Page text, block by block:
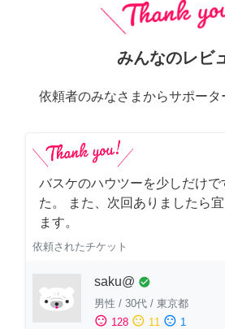
みんなのレビ
依頼者のみなさまからサポー
バスケのハウツーを少しだけで
た。 また、次回ありましたら
ます。
依頼されたチケット
saku@ check_circle
男性 / 30代 / 東京都
sentiment_satisfied 128 sentiment_neutral 11 sentiment_dissatisfied 1